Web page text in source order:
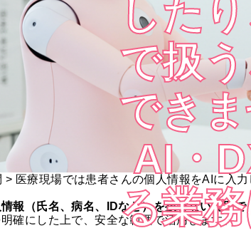
した
で扱
でき
AI・
る業
> 医療現場では患者さんの個人情報をAIに入
報（氏名、病名、IDなど）を扱わない範囲
確にした上で、安全な範囲で活用します。